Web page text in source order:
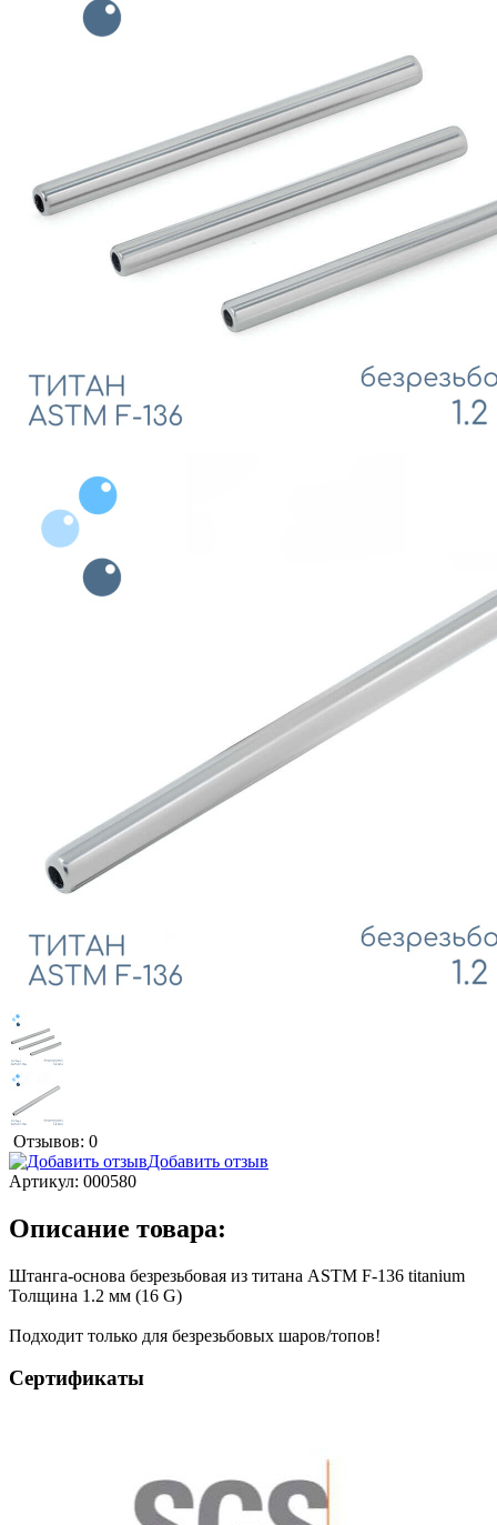
Отзывов: 0
Добавить отзыв
Артикул: 000580
Описание товара:
Штанга-основа безрезьбовая из титана ASTM F-136 titanium
Толщина 1.2 мм (16 G)
Подходит только для безрезьбовых шаров/топов!
Сертификаты